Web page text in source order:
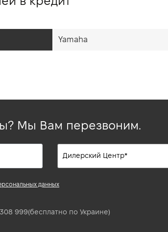
Yamaha
Мы Вам перезвоним.
данных
999(бесплатно по Украине)